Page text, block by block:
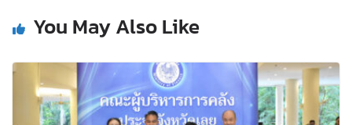
You May Also Like